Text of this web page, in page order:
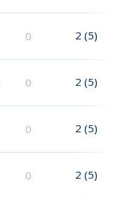
0 2 (5)
0 2 (5)
0 2 (5)
0 2 (5)